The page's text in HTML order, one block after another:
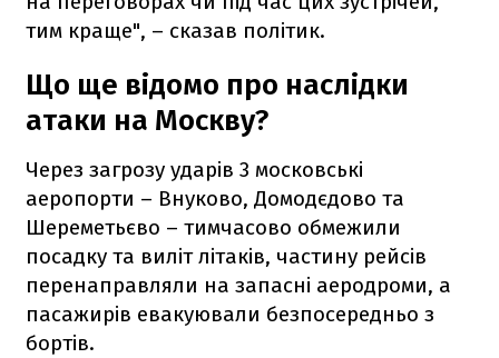
тим краще", – сказав політик.
Що ще відомо про наслідки
атаки на Москву?
Через загрозу ударів 3 московські
аеропорти – Внуково, Домодєдово та
Шереметьєво – тимчасово обмежили
посадку та виліт літаків, частину рейсів
перенаправляли на запасні аеродроми, а
пасажирів евакуювали безпосередньо з
бортів.